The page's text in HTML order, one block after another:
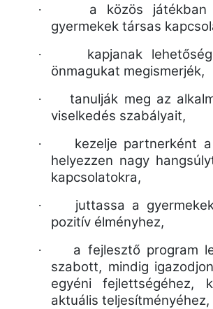
· a közös játékban
gyermekek társas
· kapjanak
önmagukat megismerjék,
·tanulják meg az
viselkedés szabályait,
· kezelje partnerként
helyezzen nagy
kapcsolatokra,
· juttassa a
pozitív élményhez,
· a fejlesztő program
szabott, mindig
egyéni fejlettségéhez,
aktuális teljesítményéhez,